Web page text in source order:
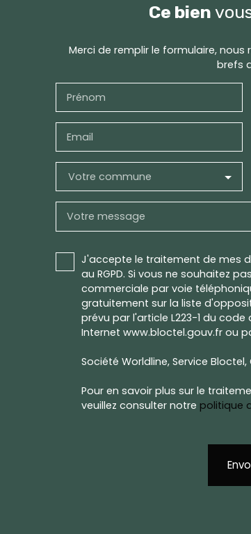
Ce bien
Merci de remplir le formulaire, nous
brefs
Prénom
Email
Votre commune
Votre message
J'accepte le traitement de mes
au RGPD. Si vous ne souhaitez
commerciale par voie
gratuitement sur la liste
prévu par l'article L223-1 du
Internet www.bloctel.gouv.fr ou
Société Worldline, Service Bloctel,
Pour en savoir plus sur le
veuillez consulter notre politique